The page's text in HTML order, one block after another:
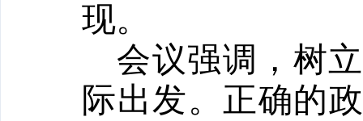
现。
会议强调，树
际出发。正确的